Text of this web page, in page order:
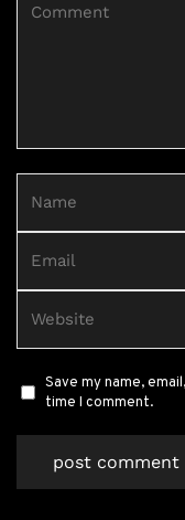
Save my name,
time I comment.